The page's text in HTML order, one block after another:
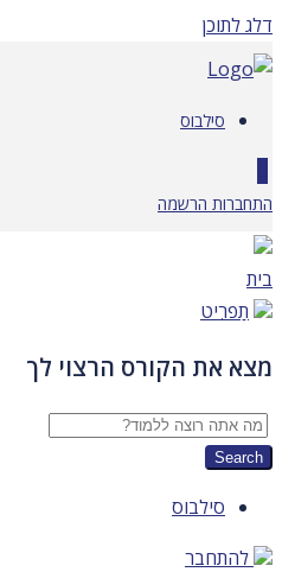
דלג לתוכן
סילבוס
התחברות הרשמה
בית
תַפרִיט
מצא את הקורס הרצוי לך
סילבוס
להתחבר